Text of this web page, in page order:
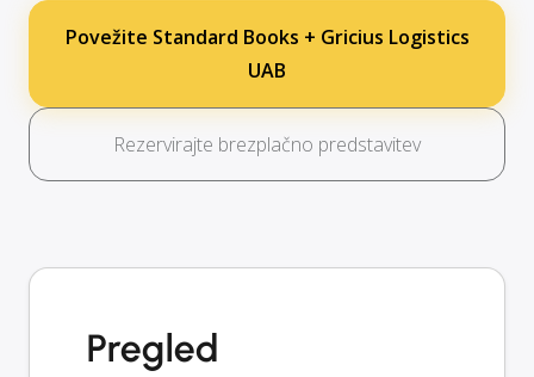
Povežite Standard Books + Gricius Logistics
UAB
Rezervirajte brezplačno predstavitev
Pregled